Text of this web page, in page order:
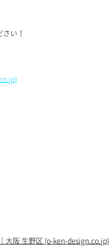
い！
大阪 生野区 (o-ken-design.co.jp)